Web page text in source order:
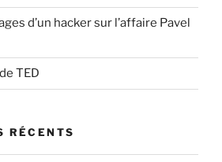
d’un hacker sur l’affaire Pavel
TED
RÉCENTS